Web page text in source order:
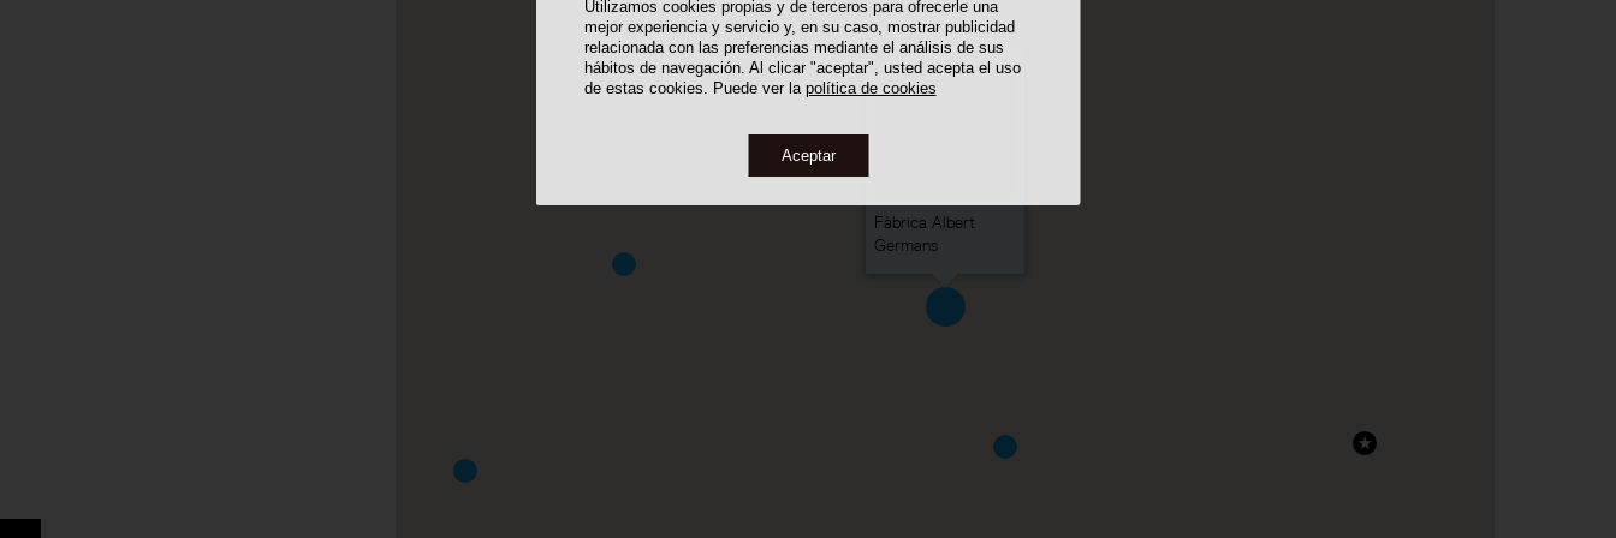
Utilizamos cookies propias y de terceros para ofrecerle una
mejor experiencia y servicio y, en su caso, mostrar publicidad
relacionada con las preferencias mediante el análisis de sus
hábitos de navegación. Al clicar "aceptar", usted acepta el uso
de estas cookies. Puede ver la política de cookies
Aceptar
Fàbrica Albert
Germans